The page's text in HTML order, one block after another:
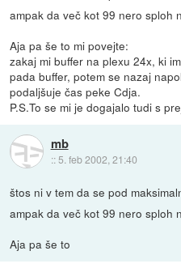
ampak da več kot 99 nero sploh
Aja pa še to mi povejte:
zakaj mi buffer na plexu 24x, ki
pada buffer, potem se nazaj
podaljšuje čas peke Cdja.
P.S.To se mi je dogajalo tudi s
mb
:: 5. feb 2002, 21:40
štos ni v tem da se pod
ampak da več kot 99 nero sploh
Aja pa še to